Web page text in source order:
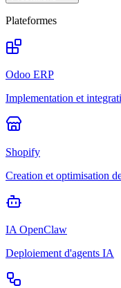
Plateformes
Odoo ERP
Implementation et
Shopify
Creation et optimisation
IA OpenClaw
Deploiement d'agents IA